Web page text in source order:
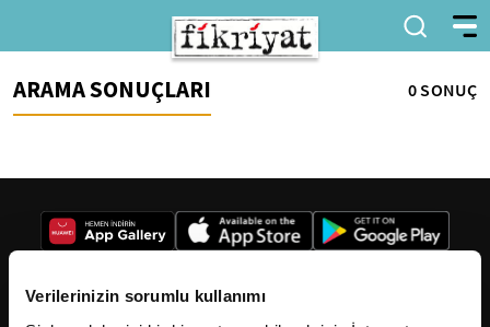
Verilerinizin sorumlu kullanımı
ARAMA SONUÇLARI 0 SONUÇ